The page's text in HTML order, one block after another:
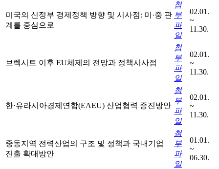
미국의 신정부 경제정책 방향 및 시사점: 미·중 관
계를 중심으로
첨
부
파
일
02.01.
~
11.30.
브렉시트 이후 EU체제의 전망과 정책시사점
첨
부
파
일
02.01.
~
11.30.
한·유라시아경제연합(EAEU) 산업협력 증진방안
첨
부
파
일
02.01.
~
11.30.
중동지역 전력산업의 구조 및 정책과 국내기업
진출 확대방안
첨
부
파
일
01.01.
~
06.30.